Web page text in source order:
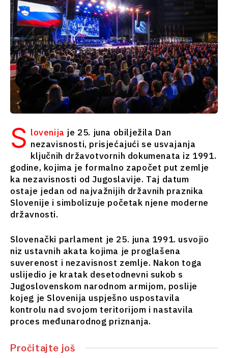
Sjeverna
Makedonija
Srbija
Slovenija
Biznis i
ekonomija
priče
Imenovanja
Poljoprivreda
Industrijalci
Građevinarstvo
Energija
Životna
Finansije
FMCG
Nauka
Rudarstvo
Maloprodaja
Održivost
Tehnologija
Telekomunikacije
Prevoz
Srbija
Slovenija
Biznis i
ekonomija
Poslovne
priče
Imenovanja
Poljoprivreda
Industrijalci
Građevinarstvo
Energija
Životna
sredina
Finansije
Nauka
Rudarstvo
Maloprodaja
Održivost
Tehnologija
Telekomunikacije
Turizam
Prevoz
S lovenija je 25. juna obilježila Dan
nezavisnosti, prisjećajući se usvajanja
ključnih državotvornih dokumenata iz 1991.
godine, kojima je formalno započet put zemlje
ka nezavisnosti od Jugoslavije. Taj datum
ostaje jedan od najvažnijih državnih praznika
Slovenije i simbolizuje početak njene moderne
državnosti.
Slovenački parlament je 25. juna 1991. usvojio
niz ustavnih akata kojima je proglašena
suverenost i nezavisnost zemlje. Nakon toga
uslijedio je kratak desetodnevni sukob s
Jugoslovenskom narodnom armijom, poslije
kojeg je Slovenija uspješno uspostavila
kontrolu nad svojom teritorijom i nastavila
proces međunarodnog priznanja.
Pročitajte još